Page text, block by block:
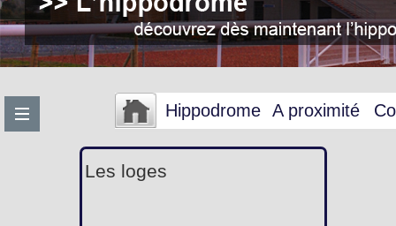
Hippodrome A proximité
Les loges